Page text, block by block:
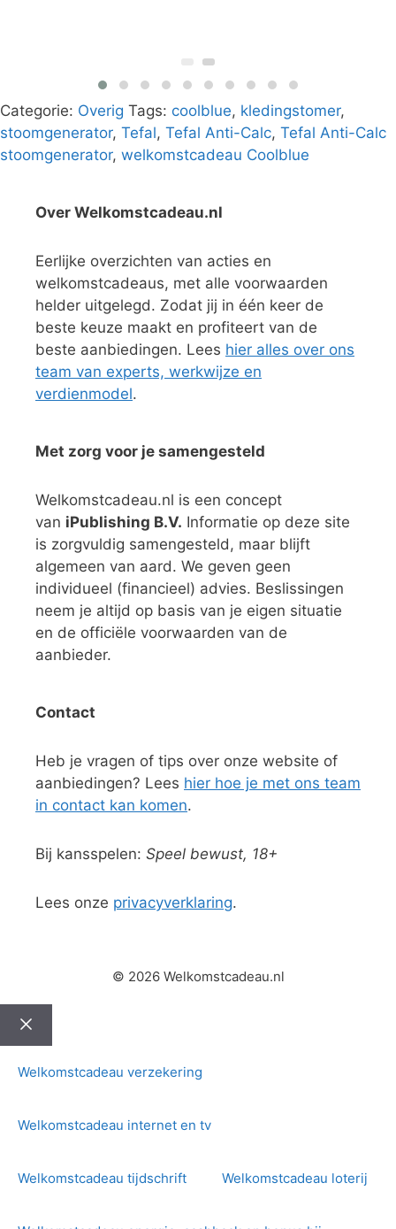
Categorie: Overig Tags: coolblue, kledingstomer,
stoomgenerator, Tefal, Tefal Anti-Calc, Tefal Anti-Calc
stoomgenerator, welkomstcadeau Coolblue
Over Welkomstcadeau.nl
Eerlijke overzichten van acties en
welkomstcadeaus, met alle voorwaarden
helder uitgelegd. Zodat jij in één keer de
beste keuze maakt en profiteert van de
beste aanbiedingen. Lees hier alles over ons
team van experts, werkwijze en
verdienmodel.
Met zorg voor je samengesteld
Welkomstcadeau.nl is een concept
van iPublishing B.V. Informatie op deze site
is zorgvuldig samengesteld, maar blijft
algemeen van aard. We geven geen
individueel (financieel) advies. Beslissingen
neem je altijd op basis van je eigen situatie
en de officiële voorwaarden van de
aanbieder.
Contact
Heb je vragen of tips over onze website of
aanbiedingen? Lees hier hoe je met ons team
in contact kan komen.
Bij kansspelen: Speel bewust, 18+
Lees onze privacyverklaring.
© 2026 Welkomstcadeau.nl
Sluiten
Welkomstcadeau verzekering
Welkomstcadeau internet en tv
Welkomstcadeau tijdschrift Welkomstcadeau loterij